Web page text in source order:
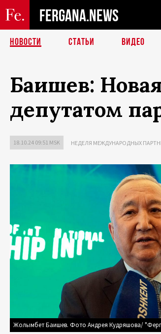
FERGANA.NEWS
НОВОСТИ СТАТЬИ ВИДЕО
Баишев:
депутатом
18.10.24 09:51 MSK НЕДЕЛЯ МЕЖДУНАРОДНЫХ
Жолымбет Баишев. Фото Андрея Кудряшова/